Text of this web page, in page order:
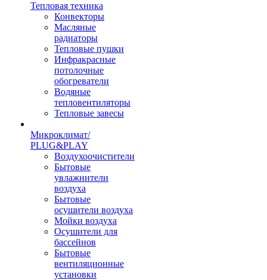
Тепловая техника
Конвекторы
Масляные
радиаторы
Тепловые пушки
Инфракрасные
потолочные
обогреватели
Водяные
тепловентиляторы
Тепловые завесы
Микроклимат/
PLUG&PLAY
Воздухоочистители
Бытовые
увлажнители
воздуха
Бытовые
осушители воздуха
Мойки воздуха
Осушители для
бассейнов
Бытовые
вентиляционные
установки